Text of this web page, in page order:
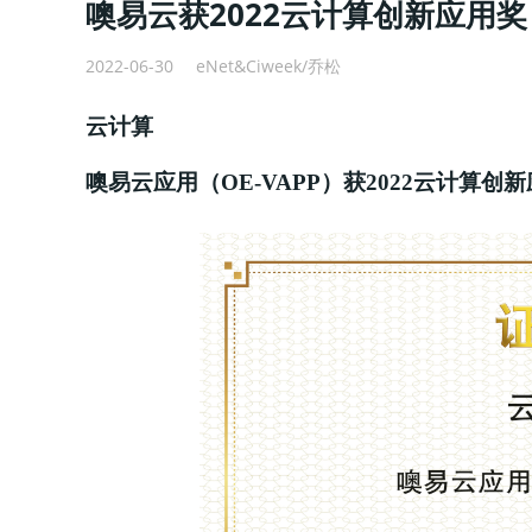
噢易云获2022云计算创新应用奖
2022-06-30 eNet&Ciweek/乔松
云计算
噢易云应用（OE-VAPP）获2022云计算创